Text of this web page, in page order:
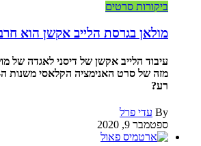
ביקורות סרטים
מולאן בגרסת הלייב אקשן הוא
עיבוד הלייב אקשן של דיסני לאגדה של
רע?
By עדי פרל
ספטמבר 9, 2020